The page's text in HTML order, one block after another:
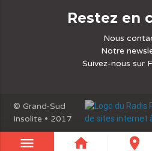
Restez en
Nous
Notre
Suivez-nous sur
© Grand-Sud
Insolite • 2017
menu home place